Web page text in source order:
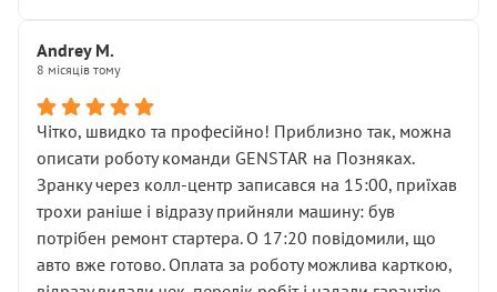
Для людини, яка хоча б трохи розуміється на техніці,
це звучить як мінімум непрофесійно, а як максимум —
спроба продати дорогий вузол замість елементарних
ущільнювачів.
Що прикро — це не перший мій візит. Раніше міняв у
вас стартер, і тоді сервіс наче справив хороше
враження. Але згодом знайшов декілька гайок під
лобовим склом. Мені пояснили, що це “старі гайки, які
відкручували”, і попросили не хвилюватися. ( надіюсь
новий власник, не застяг в полі))
Andrey M.
8 місяців тому
Чітко, швидко та професійно! Приблизно так, можна
описати роботу команди GENSTAR на Позняках.
Зранку через колл-центр записався на 15:00, приїхав
трохи раніше і відразу прийняли машину: був
потрібен ремонт стартера. О 17:20 повідомили, що
авто вже готово. Оплата за роботу можлива карткою,